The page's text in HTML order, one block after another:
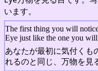
います。
The first thing you will
Eye just like the one you
あなたが最初に気付くも
れるのと同じ、万物を見